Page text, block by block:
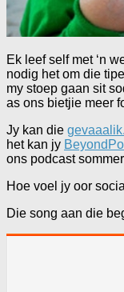
Ek leef self met ‘n
nodig het om die
my stoep gaan sit
as ons bietjie meer
Jy kan die
het kan jy
ons podcast
Hoe voel jy oor
Die song aan die